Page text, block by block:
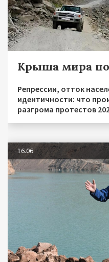
Крыша мира
Репрессии, отток
идентичности: что
разгрома протестов
16.06